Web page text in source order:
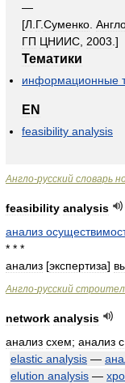
—
[Л Г.Суменко
ГП ЦНИИС 2003 .]
Тематики
информационные
EN
feasibility analysis
Англо-русский словарь
feasibility analysis
анализ
* * *
анализ [экспертиза]
Англо-русский
network analysis
анализ схем; анализ с
elastic analysis —
elution analysis —